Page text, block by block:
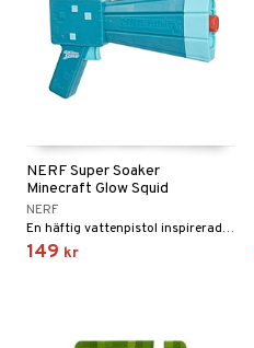
NERF Super Soaker
Minecraft Glow Squid
NERF
En häftig vattenpistol inspirerad av Minecraft.
149 kr